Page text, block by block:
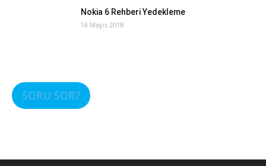
Nokia 6 Rehberi Yedekleme
16 Mayıs 2018
SORU SOR?